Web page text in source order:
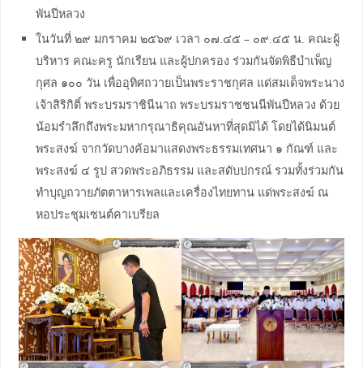
พันปีหลวง
ในวันที่ ๒๙ มกราคม ๒๕๖๙ เวลา ๐๗.๔๕ – ๐๙.๔๕ น. คณะผู้
บริหาร คณะครู นักเรียน และผู้ปกครอง ร่วมกันจัดพิธีบำเพ็ญ
กุศล ๑๐๐ วัน เพื่ออุทิศถวายเป็นพระราชกุศล แด่สมเด็จพระนาง
เจ้าสิริกิติ์ พระบรมราชินีนาถ พระบรมราชชนนีพันปีหลวง ด้วย
น้อมรำลึกถึงพระมหากรุณาธิคุณอันหาที่สุดมิได้ โดยได้นิมนต์
พระสงฆ์ จากวัดบางค้อมาแสดงพระธรรมเทศนา ๑ กัณฑ์ และ
พระสงฆ์ ๔ รูป สวดพระอภิธรรม และสดับปกรณ์ รวมทั้งร่วมกัน
ทำบุญถวายภัตตาหารเพลและเครื่องไทยทาน แด่พระสงฆ์ ณ
หอประชุมเซนต์คาเบรียล